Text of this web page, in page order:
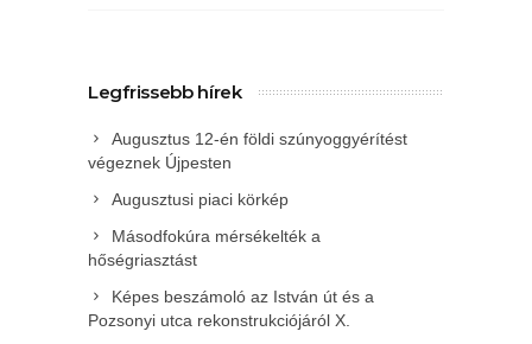
Legfrissebb hírek
Augusztus 12-én földi szúnyoggyérítést
végeznek Újpesten
Augusztusi piaci körkép
Másodfokúra mérsékelték a
hőségriasztást
Képes beszámoló az István út és a
Pozsonyi utca rekonstrukciójáról X.